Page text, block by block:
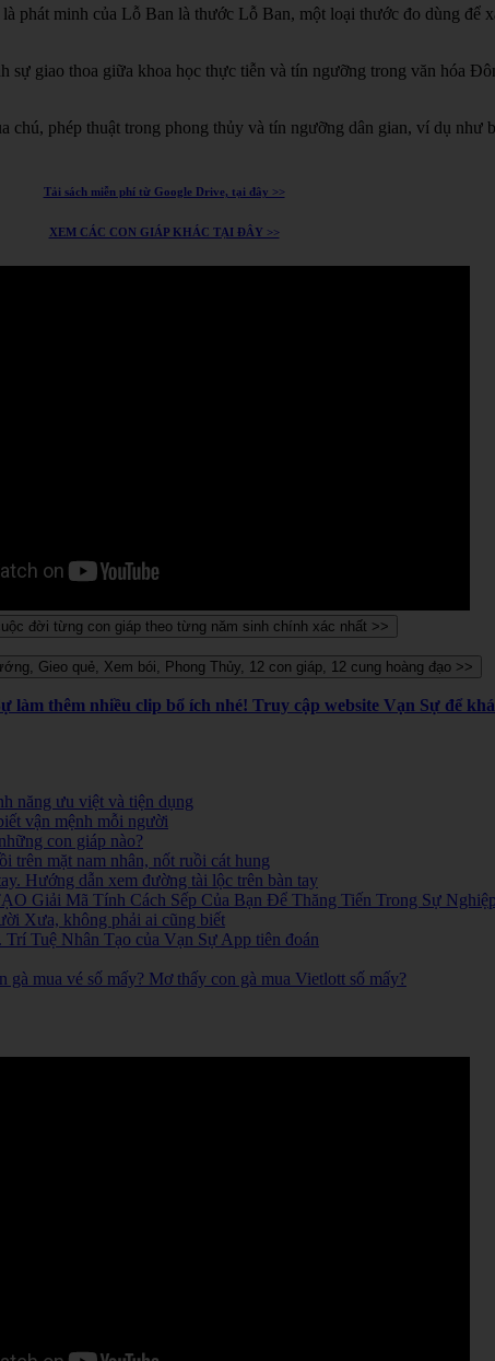
phát minh của Lỗ Ban là thước Lỗ Ban, một loại thước đo dùng để
sự giao thoa giữa khoa học thực tiễn và tín ngưỡng trong văn hóa
phép thuật trong phong thủy và tín ngưỡng dân gian, ví dụ như
Tải sách miễn phí từ Google Drive, tại đây >>
XEM CÁC CON GIÁP KHÁC TẠI ĐÂY >>
làm thêm nhiều clip bổ ích nhé! Truy cập website Vạn Sự để
năng ưu việt và tiện dụng
vận mệnh mỗi người
con giáp nào?
trên mặt nam nhân, nốt ruồi cát hung
Hướng dẫn xem đường tài lộc trên bàn tay
Giải Mã Tính Cách Sếp Của Bạn Để Thăng Tiến Trong Sự Nghiệp
Xưa, không phải ai cũng biết
Tuệ Nhân Tạo của Vạn Sự App tiên đoán
mua vé số mấy? Mơ thấy con gà mua Vietlott số mấy?